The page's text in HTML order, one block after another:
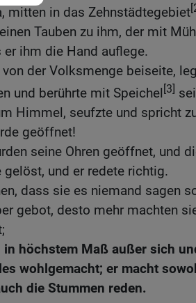
mitten in das Zehnstädtegebiet
Tauben zu ihm, der mit
ihm die Hand auflege.
von der Volksmenge beiseite,
und berührte mit Speichel [3]
Himmel, seufzte und spricht
geöffnet!
seine Ohren geöffnet, und
gelöst, und er redete richtig.
dass sie es niemand sagen
gebot, desto mehr machten
in höchstem Maß außer sich
wohlgemacht; er macht
die Stummen reden.